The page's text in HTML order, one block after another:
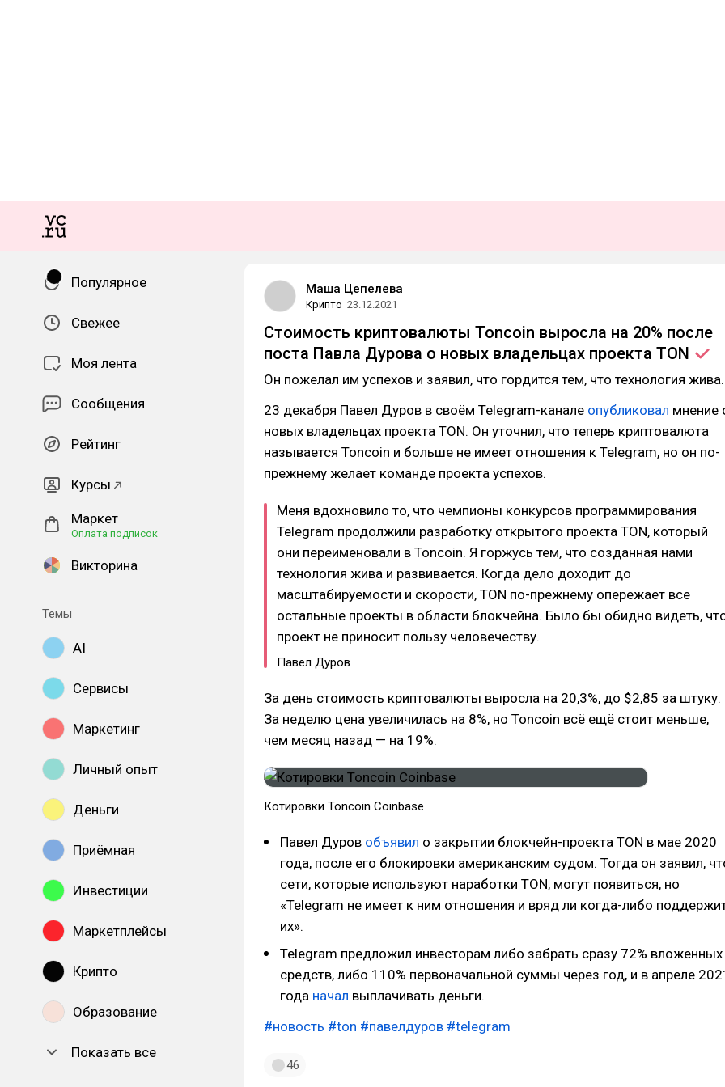
Популярное
Свежее
Моя лента
Сообщения
Рейтинг
Курсы
Маркет
Оплата подписок
Викторина
Темы
AI
Сервисы
Маркетинг
Личный опыт
Деньги
Приёмная
Инвестиции
Маркетплейсы
Крипто
Образование
Показать все
Маша Цепелева
Крипто 23.12.2021
Стоимость криптовалюты Toncoin выросла на 20% после
поста Павла Дурова о новых владельцах проекта TON
Он пожелал им успехов и заявил, что гордится тем, что технология жива.
23 декабря Павел Дуров в своём Telegram-канале опубликовал мнение
новых владельцах проекта TON. Он уточнил, что теперь криптовалюта
называется Toncoin и больше не имеет отношения к Telegram, но он по-
прежнему желает команде проекта успехов.
Меня вдохновило то, что чемпионы конкурсов программирования
Telegram продолжили разработку открытого проекта TON, который
они переименовали в Toncoin. Я горжусь тем, что созданная нами
технология жива и развивается. Когда дело доходит до
масштабируемости и скорости, TON по-прежнему опережает все
остальные проекты в области блокчейна. Было бы обидно видеть,
проект не приносит пользу человечеству.
Павел Дуров
За день стоимость криптовалюты выросла на 20,3%, до $2,85 за штуку.
За неделю цена увеличилась на 8%, но Toncoin всё ещё стоит меньше,
чем месяц назад — на 19%.
Котировки Toncoin Coinbase
Павел Дуров объявил о закрытии блокчейн-проекта TON в мае 2020
года, после его блокировки американским судом. Тогда он заявил,
сети, которые используют наработки TON, могут появиться, но
«Telegram не имеет к ним отношения и вряд ли когда-либо
их».
Telegram предложил инвесторам либо забрать сразу 72% вложенных
средств, либо 110% первоначальной суммы через год, и в апреле
года начал выплачивать деньги.
#новость #ton #павелдуров #telegram
46